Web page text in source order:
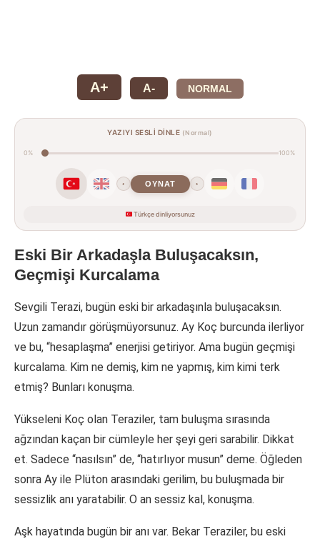
A+ A- NORMAL
YAZIYI SESLİ DİNLE (Normal)
0% 100%
‹ OYNAT ›
Türkçe dinliyorsunuz
Eski Bir Arkadaşla Buluşacaksın,
Geçmişi Kurcalama
Sevgili Terazi, bugün eski bir arkadaşınla buluşacaksın.
Uzun zamandır görüşmüyorsunuz. Ay Koç burcunda ilerliyor
ve bu, “hesaplaşma” enerjisi getiriyor. Ama bugün geçmişi
kurcalama. Kim ne demiş, kim ne yapmış, kim kimi terk
etmiş? Bunları konuşma.
Yükseleni Koç olan Teraziler, tam buluşma sırasında
ağzından kaçan bir cümleyle her şeyi geri sarabilir. Dikkat
et. Sadece “nasılsın” de, “hatırlıyor musun” deme. Öğleden
sonra Ay ile Plüton arasındaki gerilim, bu buluşmada bir
sessizlik anı yaratabilir. O an sessiz kal, konuşma.
Aşk hayatında bugün bir anı var. Bekar Teraziler, bu eski